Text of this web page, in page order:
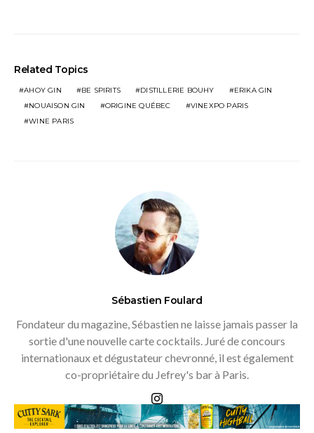
Related Topics
AHOY GIN BE SPIRITS DISTILLERIE BOUHY
ERIKA GIN
NOUAISON GIN
ORIGINE QUÉBEC
VINEXPO PARIS
WINE PARIS
Sébastien Foulard
Fondateur du magazine, Sébastien ne laisse jamais passer la
sortie d'une nouvelle carte cocktails. Juré de concours
internationaux et dégustateur chevronné, il est également
co-propriétaire du Jefrey's bar à Paris.